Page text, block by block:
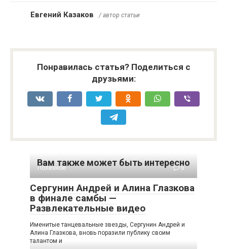
Евгений Казаков / автор статьи
Понравилась статья? Поделиться с
друзьями:
Вам также может быть интересно
Полезное 0
Сергунин Андрей и Алина Глазкова
в финале самбы —
Развлекательные видео
Именитые танцевальные звезды, Сергунин Андрей и
Алина Глазкова, вновь поразили публику своим
талантом и